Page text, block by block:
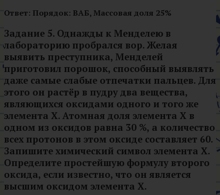
Ответ: Порядок: ВАБ, Массовая доля 25%
Задание 5. Однажды к Менделею в
лабораторию пробрался вор. Желая
выявить преступника, Менделей
приготовил порошок, способный выявлять
даже самые слабые отпечатки пальцев. Для
этого он растёр в пудру два вещества,
являющихся оксидами одного и того же
элемента X. Атомная доля элемента X в
одном из оксидов равна 30 %, а количество
всех протонов в этом оксиде составляет 60.
Запишите химический символ элемента X.
Определите простейшую формулу второго
оксида, если известно, что он является
высшим оксидом элемента X.